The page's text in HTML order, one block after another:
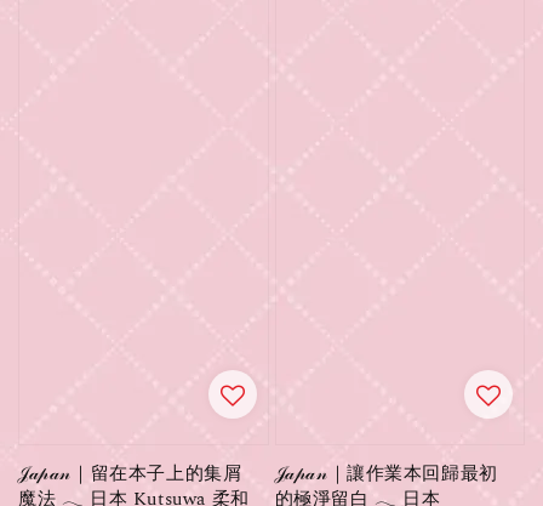
𝒥𝒶𝓅𝒶𝓃｜留在本子上的集屑
魔法 𓂃 日本 Kutsuwa 柔和
𝒥𝒶𝓅𝒶𝓃｜讓作業本回歸最初
的極淨留白 𓂃 日本